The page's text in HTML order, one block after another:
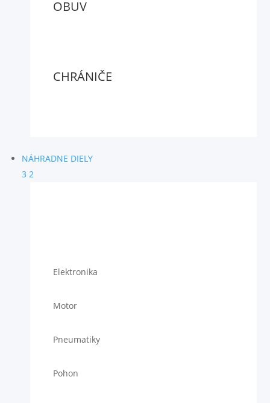
OBUV
CHRÁNIČE
NÁHRADNE DIELY
3 2
Elektronika
Motor
Pneumatiky
Pohon